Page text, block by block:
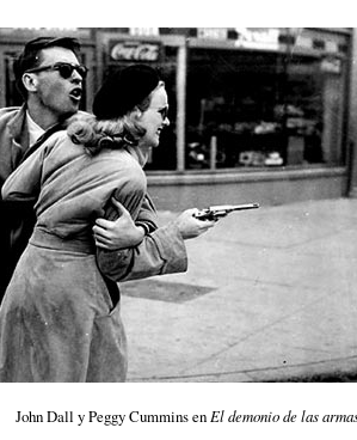
John Dall y Peggy Cummins enEl demonio de las